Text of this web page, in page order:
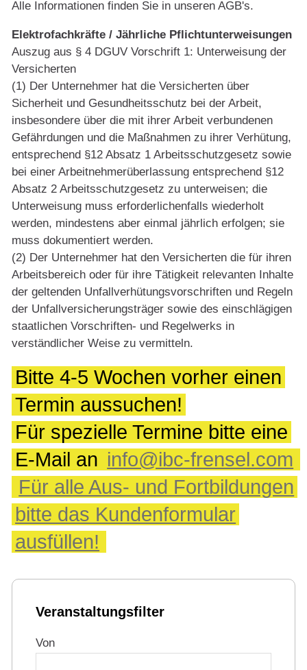
Alle Informationen finden Sie in unseren AGB's.
Elektrofachkräfte / Jährliche Pflichtunterweisungen
Auszug aus § 4 DGUV Vorschrift 1: Unterweisung der
Versicherten
(1) Der Unternehmer hat die Versicherten über
Sicherheit und Gesundheitsschutz bei der Arbeit,
insbesondere über die mit ihrer Arbeit verbundenen
Gefährdungen und die Maßnahmen zu ihrer Verhütung,
entsprechend §12 Absatz 1 Arbeitsschutzgesetz sowie
bei einer Arbeitnehmerüberlassung entsprechend §12
Absatz 2 Arbeitsschutzgesetz zu unterweisen; die
Unterweisung muss erforderlichenfalls wiederholt
werden, mindestens aber einmal jährlich erfolgen; sie
muss dokumentiert werden.
(2) Der Unternehmer hat den Versicherten die für ihren
Arbeitsbereich oder für ihre Tätigkeit relevanten Inhalte
der geltenden Unfallverhütungsvorschriften und Regeln
der Unfallversicherungsträger sowie des einschlägigen
staatlichen Vorschriften- und Regelwerks in
verständlicher Weise zu vermitteln.
Bitte 4-5 Wochen vorher einen
Termin aussuchen!
Für spezielle Termine bitte eine
E-Mail an info@ibc-frensel.com
Für alle Aus- und Fortbildungen
bitte das Kundenformular
ausfüllen!
Veranstaltungsfilter
Von